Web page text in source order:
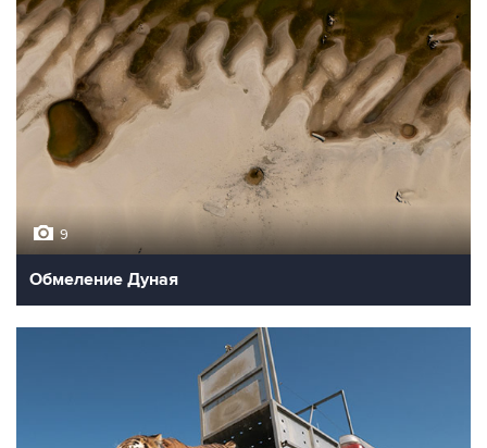
9
Обмеление Дуная